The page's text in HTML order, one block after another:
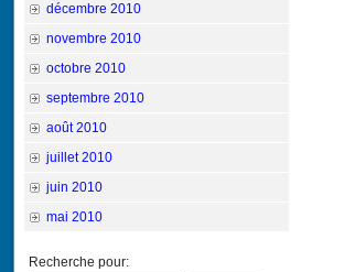
décembre 2010
novembre 2010
octobre 2010
septembre 2010
août 2010
juillet 2010
juin 2010
mai 2010
Recherche pour: